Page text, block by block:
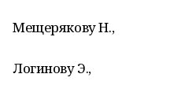
Мещерякову Н.,
Логинову Э.,